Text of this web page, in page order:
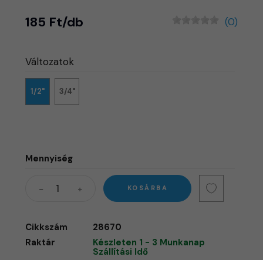
185 Ft/db (0)
Változatok
1/2" 3/4"
Mennyiség
KOSÁRBA
Cikkszám
28670
Raktár
Készleten 1 - 3 Munkanap
Szállítási Idő